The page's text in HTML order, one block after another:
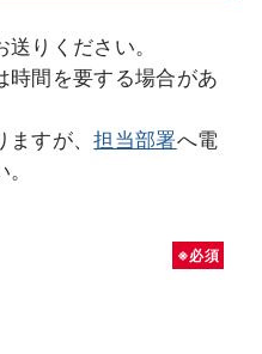
りください。
時間を要する場合があ
ますが、担当部署へ電
※必須